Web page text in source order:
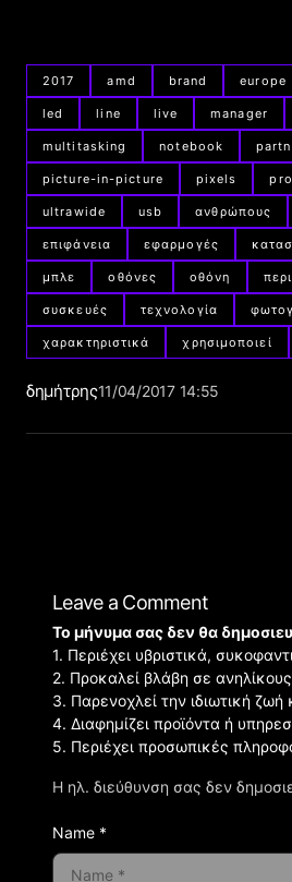
2017 amd brand europe
led line live manager
multitasking notebook
picture-in-picture pixels
ultrawide usb ανθρώπους
επιφάνεια εφαρμογές
μπλε οθόνες οθόνη
συσκευές τεχνολογία
χαρακτηριστικά χρησιμοποιεί
δημήτρης11/04/2017 14:55
Leave a Comment
Η ηλ. διεύθυνση σας δεν
Το μήνυμα σας δεν θα
1. Περιέχει υβριστικά,
2. Προκαλεί βλάβη σε
3. Παρενοχλεί την ιδιωτική
4. Διαφημίζει προϊόντα ή
5. Περιέχει προσωπικές
Name *